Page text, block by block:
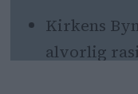
Kirkens
alvorlig